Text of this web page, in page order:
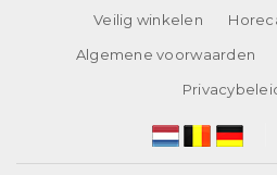
Veilig winkelen
Algemene voorwaarden